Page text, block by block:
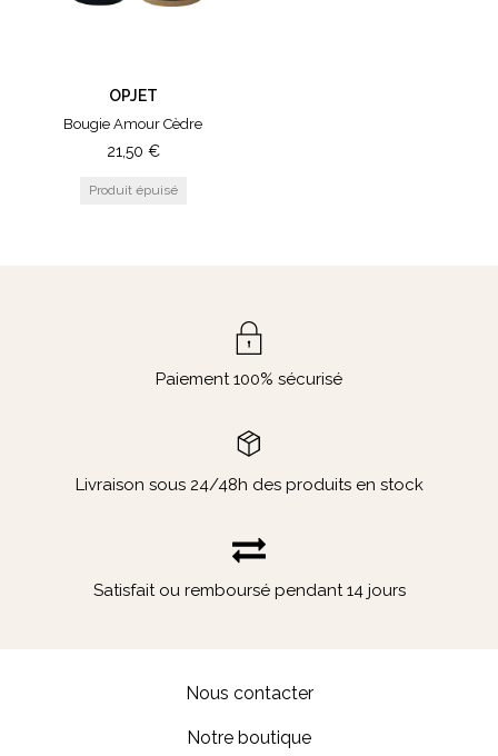
OPJET
Bougie Amour Cèdre
21,50 €
Paiement 100% sécurisé
Livraison sous 24/48h des produits en stock
Satisfait ou remboursé pendant 14 jours
Nous contacter
Notre boutique